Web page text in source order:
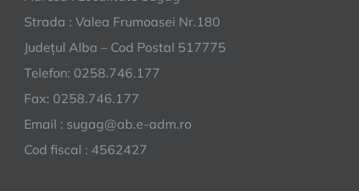
Strada : Valea Frumoasei Nr.180
Județul Alba – Cod Postal 517775
Telefon: 0258.746.177
Fax: 0258.746.177
Email : sugag@ab.e-adm.ro
Cod fiscal : 4562427